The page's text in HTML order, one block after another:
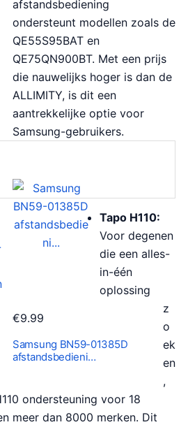
afstandsbediening
ondersteunt modellen zoals de
QE55S95BAT en
QE75QN900BT. Met een prijs
die nauwelijks hoger is dan de
ALLIMITY, is dit een
aantrekkelijke optie voor
Samsung-gebruikers.
€9.99
Samsung BN59-01385D
afstandsbedieni…
Tapo H110:
Voor degenen
die een alles-
in-één
oplossing
z
o
ek
en
,
ondersteuning voor 18
meer dan 8000 merken. Dit